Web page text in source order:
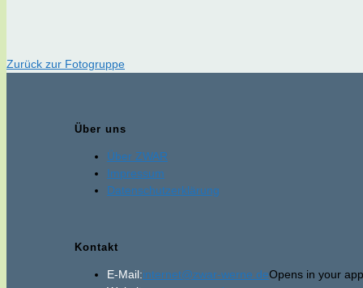
Zurück zur Fotogruppe
Über uns
Über ZWAR
Impressum
Datenschutzerklärung
Kontakt
E-Mail:internet@zwar-werne.deOpens in your